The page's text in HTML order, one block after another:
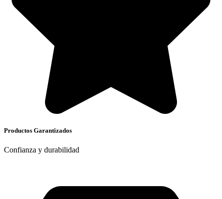
Productos Garantizados
Confianza y durabilidad